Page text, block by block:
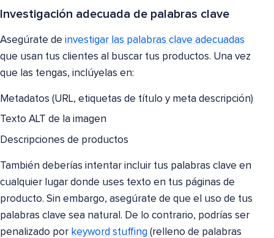
Investigación adecuada de palabras clave
Asegúrate de investigar las palabras clave adecuadas
que usan tus clientes al buscar tus productos. Una vez
que las tengas, inclúyelas en:
Metadatos (URL, etiquetas de título y meta descripción)
Texto ALT de la imagen
Descripciones de productos
También deberías intentar incluir tus palabras clave en
cualquier lugar donde uses texto en tus páginas de
producto. Sin embargo, asegúrate de que el uso de tus
palabras clave sea natural. De lo contrario, podrías ser
penalizado por keyword stuffing (relleno de palabras